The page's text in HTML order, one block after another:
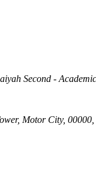
Second -
Motor City,